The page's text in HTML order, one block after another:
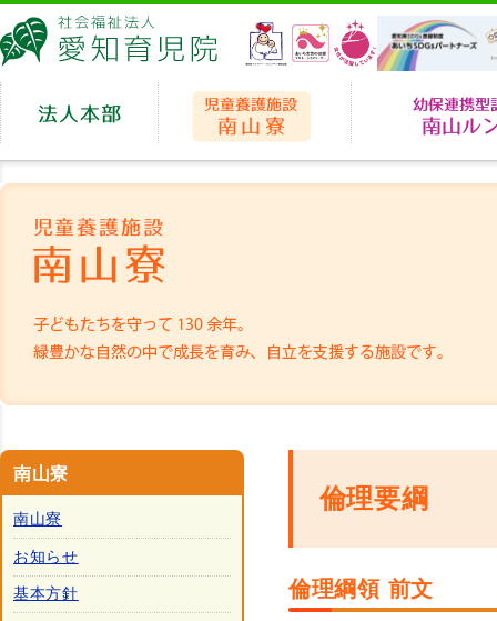
愛知育児院
法人本部 児童養護施設 南山
倫理要綱
倫理綱領 前文
南山寮
南山寮
お知らせ
基本方針